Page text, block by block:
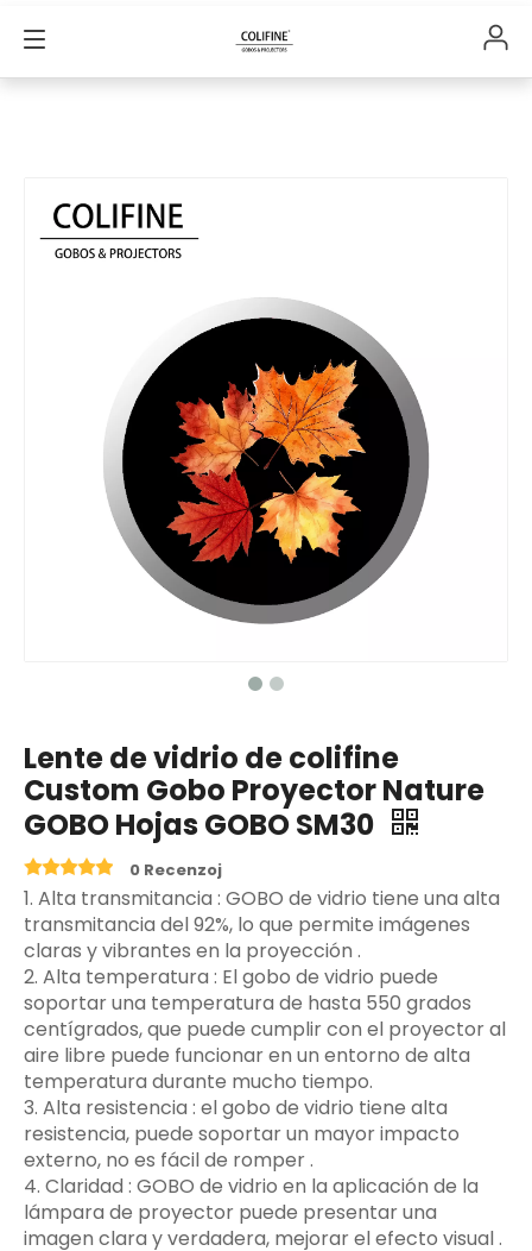
Lente de vidrio de colifine
Custom Gobo Proyector Nature
GOBO Hojas GOBO SM30
0 Recenzoj
‌1. Alta transmitancia ‌: GOBO de vidrio tiene una alta
transmitancia del 92%, lo que permite imágenes
claras y vibrantes en la proyección ‌.
2. Alta temperatura ‌: El gobo de vidrio puede
soportar una temperatura de hasta 550 grados
centígrados, que puede cumplir con el proyector al
aire libre puede funcionar en un entorno de alta
temperatura durante mucho tiempo.
3.‌ Alta resistencia ‌: el gobo de vidrio tiene alta
resistencia, puede soportar un mayor impacto
externo, no es fácil de romper ‌.
4. Claridad ‌: GOBO de vidrio en la aplicación de la
lámpara de proyector puede presentar una
imagen clara y verdadera, mejorar el efecto visual ‌.